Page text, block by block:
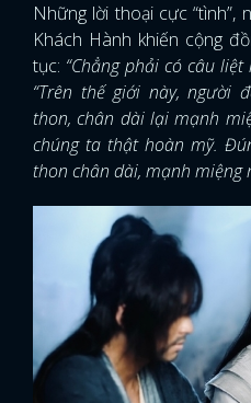
Những lời thoại cực
Khách Hành khiến cộng
tục: “Chẳng phải có câu
“Trên thế giới này, người
thon, chân dài lại mạnh
chúng ta thật hoàn mỹ.
thon chân dài, mạnh miệng